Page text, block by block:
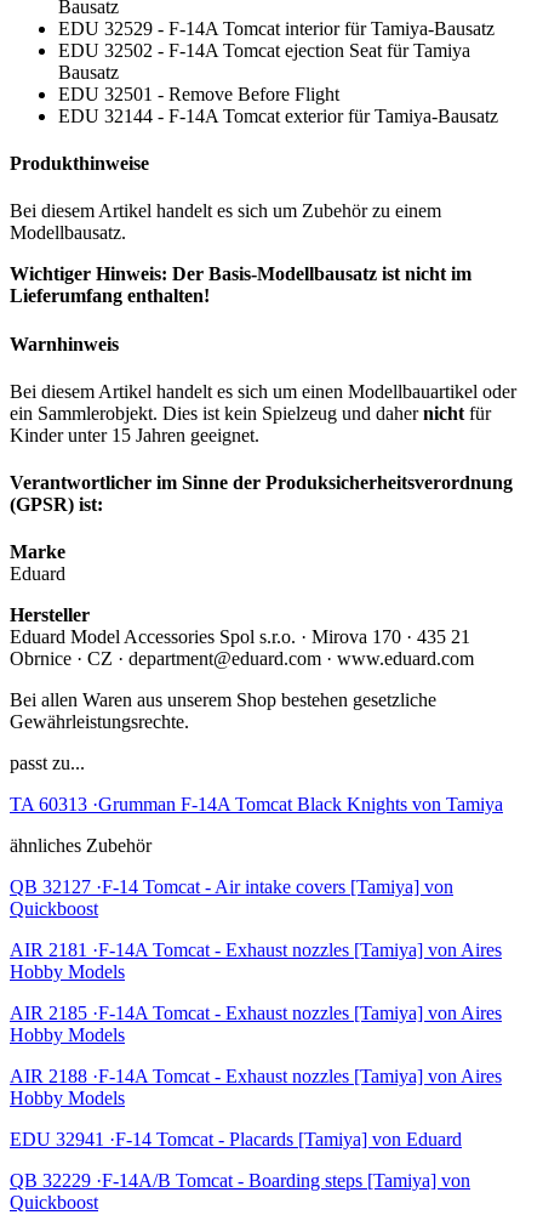
Bausatz
EDU 32529 - F-14A Tomcat interior für Tamiya-Bausatz
EDU 32502 - F-14A Tomcat ejection Seat für Tamiya
Bausatz
EDU 32501 - Remove Before Flight
EDU 32144 - F-14A Tomcat exterior für Tamiya-Bausatz
Produkthinweise
Bei diesem Artikel handelt es sich um Zubehör zu einem
Modellbausatz.
Wichtiger Hinweis: Der Basis-Modellbausatz ist nicht im
Lieferumfang enthalten!
Warnhinweis
Bei diesem Artikel handelt es sich um einen Modellbauartikel oder
ein Sammlerobjekt. Dies ist kein Spielzeug und dahernicht für
Kinder unter 15 Jahren geeignet.
Verantwortlicher im Sinne der Produksicherheitsverordnung
(GPSR) ist:
Marke
Eduard
Hersteller
Eduard Model Accessories Spol s.r.o. · Mirova 170 · 435 21
Obrnice · CZ · department@eduard.com · www.eduard.com
Bei allen Waren aus unserem Shop bestehen gesetzliche
Gewährleistungsrechte.
passt zu...
TA 60313 ·Grumman F-14A Tomcat Black Knights von Tamiya
ähnliches Zubehör
QB 32127 ·F-14 Tomcat - Air intake covers [Tamiya] von
Quickboost
AIR 2181 ·F-14A Tomcat - Exhaust nozzles [Tamiya] von Aires
Hobby Models
AIR 2185 ·F-14A Tomcat - Exhaust nozzles [Tamiya] von Aires
Hobby Models
AIR 2188 ·F-14A Tomcat - Exhaust nozzles [Tamiya] von Aires
Hobby Models
EDU 32941 ·F-14 Tomcat - Placards [Tamiya] von Eduard
QB 32229 ·F-14A/B Tomcat - Boarding steps [Tamiya] von
Quickboost